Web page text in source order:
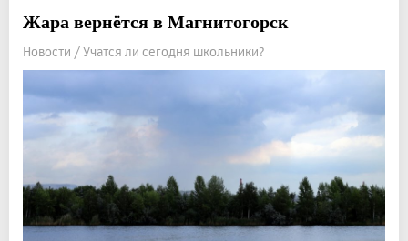
Жара вернётся в Магнитогорск
Новости / Учатся ли сегодня школьники?